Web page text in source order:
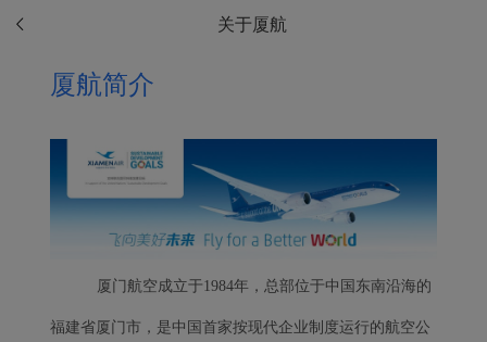
关于厦航
厦航简介
厦门航空成立于1984年，总部位于中国东南沿海的
福建省厦门市，是中国首家按现代企业制度运行的航空公